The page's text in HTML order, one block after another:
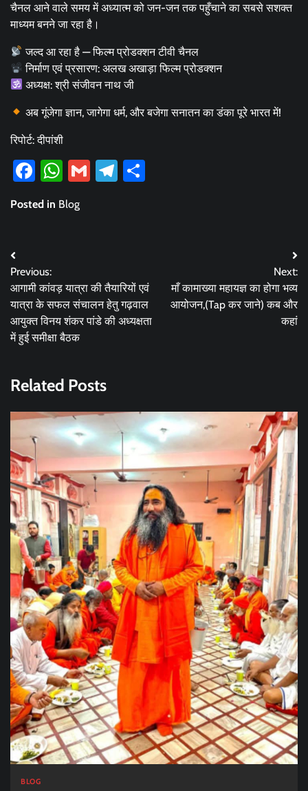
चैनल आने वाले समय में अध्यात्म को जन-जन तक पहुँचाने का सबसे सशक्त
माध्यम बनने जा रहा है।
जल्द आ रहा है — फिल्म प्रोडक्शन टीवी चैनल
निर्माण एवं प्रसारण: अलख अखाड़ा फिल्म प्रोडक्शन
अध्यक्ष: श्री संजीवन नाथ जी
अब गूंजेगा ज्ञान, जागेगा धर्म, और बजेगा सनातन का डंका पूरे भारत में!
रिपोर्ट: दीपांशी
Facebook
WhatsApp
GmailTelegram
Posted in Blog
Post
navigation
Previous:
आगामी कांवड़ यात्रा की तैयारियों एवं
यात्रा के सफल संचालन हेतु गढ़वाल
आयुक्त विनय शंकर पांडे की अध्यक्षता
में हुई समीक्षा बैठक
Next:
माँ कामाख्या महायज्ञ का होगा भव्य
आयोजन,(Tap कर जाने) कब और
कहां
Related Posts
BLOG